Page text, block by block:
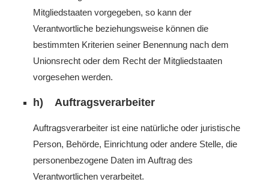
Mitgliedstaaten vorgegeben, so kann der
Verantwortliche beziehungsweise können die
bestimmten Kriterien seiner Benennung nach dem
Unionsrecht oder dem Recht der Mitgliedstaaten
vorgesehen werden.
h) Auftragsverarbeiter
Auftragsverarbeiter ist eine natürliche oder juristische
Person, Behörde, Einrichtung oder andere Stelle, die
personenbezogene Daten im Auftrag des
Verantwortlichen verarbeitet.